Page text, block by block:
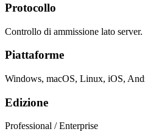
Protocollo
Controllo di ammissione lato server.
Piattaforme
Windows, macOS, Linux, iOS,
Edizione
Professional / Enterprise